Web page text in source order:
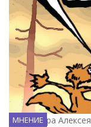
Карикатура
МНЕНИЕ